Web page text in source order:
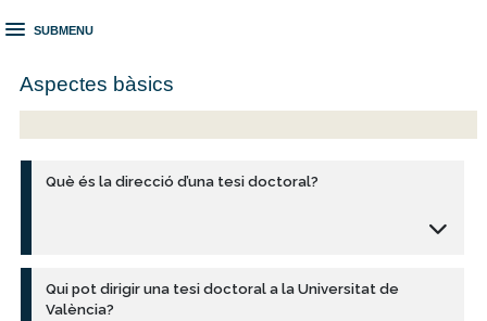
SUBMENU
Aspectes bàsics
Què és la direcció d’una tesi doctoral?
Qui pot dirigir una tesi doctoral a la Universitat de
València?